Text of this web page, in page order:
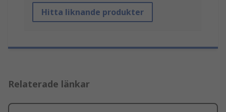
Hitta liknande produkter
Relaterade länkar